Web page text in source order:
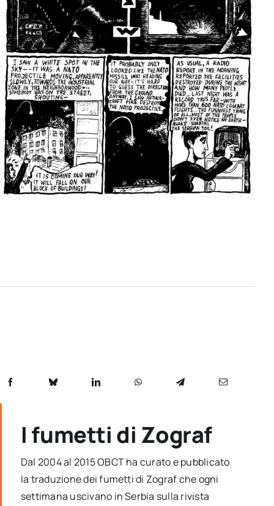
I fumetti di Zograf
Dal 2004 al 2015 OBCT ha curato e pubblicato
la traduzione dei fumetti di Zograf che ogni
settimana uscivano in Serbia sulla rivista